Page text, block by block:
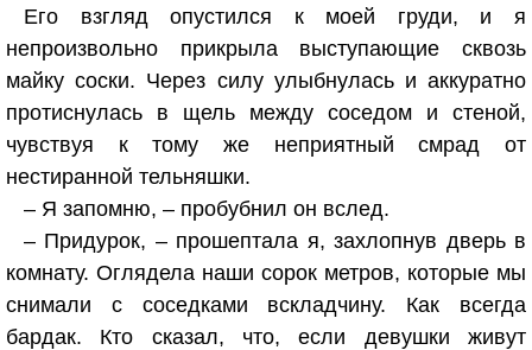
Его взгляд опустился к моей груди, и я
непроизвольно прикрыла выступающие сквозь
майку соски. Через силу улыбнулась и аккуратно
протиснулась в щель между соседом и стеной,
чувствуя к тому же неприятный смрад от
нестиранной тельняшки.
– Я запомню, – пробубнил он вслед.
– Придурок, – прошептала я, захлопнув дверь в
комнату. Оглядела наши сорок метров, которые мы
снимали с соседками вскладчину. Как всегда
бардак. Кто сказал, что, если девушки живут